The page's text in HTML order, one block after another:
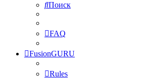
Поиск
FAQ
FusionGURU
Rules